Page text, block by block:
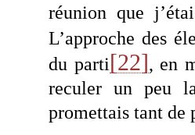
réunion que
L’approche des
du parti[22], en
reculer un peu
promettais tant de